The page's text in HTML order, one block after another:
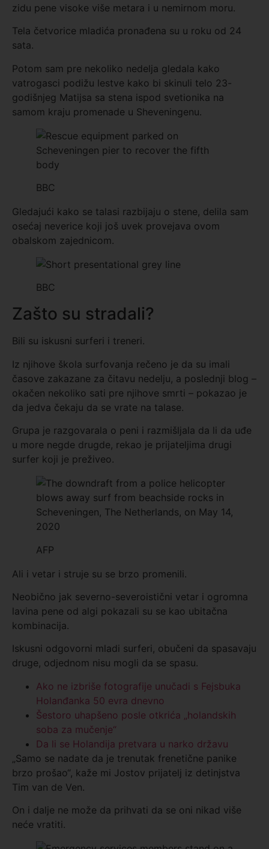
zidu pene visoke više metara i u nemirnom moru.
Tela četvorice mladića pronađena su u roku od 24
sata.
Potom sam pre nekoliko nedelja gledala kako
vatrogasci podižu lestve kako bi skinuli telo 23-
godišnjeg Matijsa sa stena ispod svetionika na
samom kraju promenade u Sheveningenu.
BBC
Gledajući kako se talasi razbijaju o stene, delila sam
osećaj neverice koji još uvek provejava ovom
obalskom zajednicom.
BBC
Zašto su stradali?
Bili su iskusni surferi i treneri.
Iz njihove škola surfovanja rečeno je da su imali
časove zakazane za čitavu nedelju, a poslednji blog –
okačen nekoliko sati pre njihove smrti – pokazao je
da jedva čekaju da se vrate na talase.
Grupa je razgovarala o peni i razmišljala da li da uđe
u more negde drugde, rekao je prijateljima drugi
surfer koji je preživeo.
AFP
Ali i vetar i struje su se brzo promenili.
Neobično jak severno-severoistični vetar i ogromna
lavina pene od algi pokazali su se kao ubitačna
kombinacija.
Iskusni odgovorni mladi surferi, obučeni da spasavaju
druge, odjednom nisu mogli da se spasu.
Ako ne izbriše fotografije unučadi s Fejsbuka
Holanđanka 50 evra dnevno
Šestoro uhapšeno posle otkrića „holandskih
soba za mučenje“
Da li se Holandija pretvara u narko državu
„Samo se nadate da je trenutak frenetične panike
brzo prošao“, kaže mi Jostov prijatelj iz detinjstva
Tim van de Ven.
On i dalje ne može da prihvati da se oni nikad više
neće vratiti.